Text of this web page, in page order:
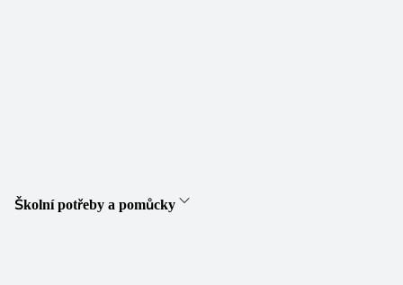
Školní potřeby a pomůcky